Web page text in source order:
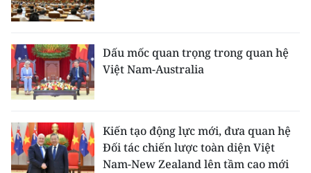
Dấu mốc quan trọng trong quan hệ
Việt Nam-Australia
Kiến tạo động lực mới, đưa quan hệ
Đối tác chiến lược toàn diện Việt
Nam-New Zealand lên tầm cao mới